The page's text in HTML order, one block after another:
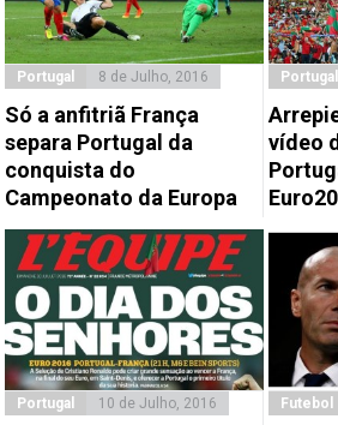
Portugal 8 de Julho, 2016
Só a anfitriã França
separa Portugal da
conquista do
Campeonato da Europa
Portugal
vídeo
Portugal 10 de Julho, 2016 Futebol